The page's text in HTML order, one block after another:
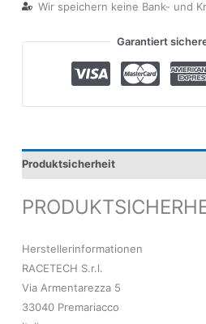
Wir speichern keine Bank- und
Garantiert
Produktsicherheit
Herstellerinformationen
RACETECH S.r.l.
Via Armentarezza 5
33040 Premariacco